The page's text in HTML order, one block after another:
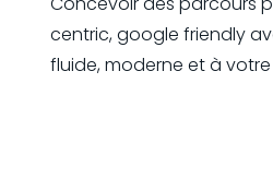
centric, google friendly
fluide, moderne et à